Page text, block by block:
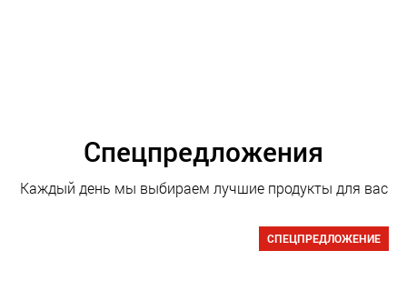
Спецпредложения
Каждый день мы выбираем лучшие продукты для вас
СПЕЦПРЕДЛОЖЕНИЕ